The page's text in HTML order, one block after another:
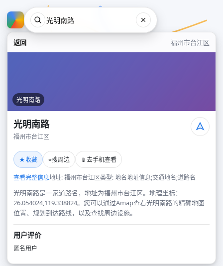
返回 福州市台江区
光明南路
光明南路
福州市台江区
★收藏 ⌖搜周边 📱 去手机查看
查看完整信息地址: 福州市台江区类型: 地名地址信息;交通地名;道路名
光明南路是一家道路名，地址为福州市台江区。地理坐标：
26.054024,119.338824。您可以通过Amap查看光明南路的精确地图
位置、规划到达路线，以及查找周边设施。
用户评价
匿名用户